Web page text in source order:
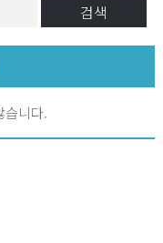
검색
습니다.